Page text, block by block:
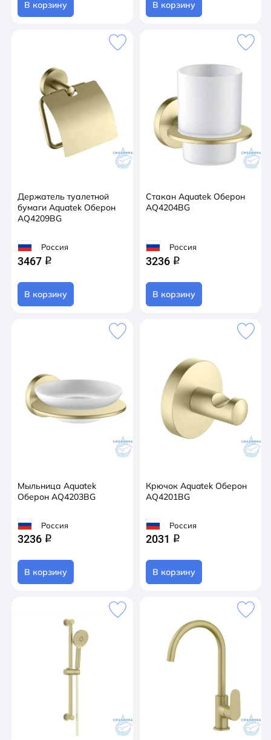
В корзину В корзину
Держатель туалетной
бумаги Aquatek Оберон
AQ4209BG
Россия
3467 q
В корзину
Стакан Aquatek Оберон
AQ4204BG
Россия
3236 q
В корзину
Мыльница Aquatek
Оберон AQ4203BG
Россия
3236 q
В корзину
Крючок Aquatek Оберон
AQ4201BG
Россия
2031 q
В корзину